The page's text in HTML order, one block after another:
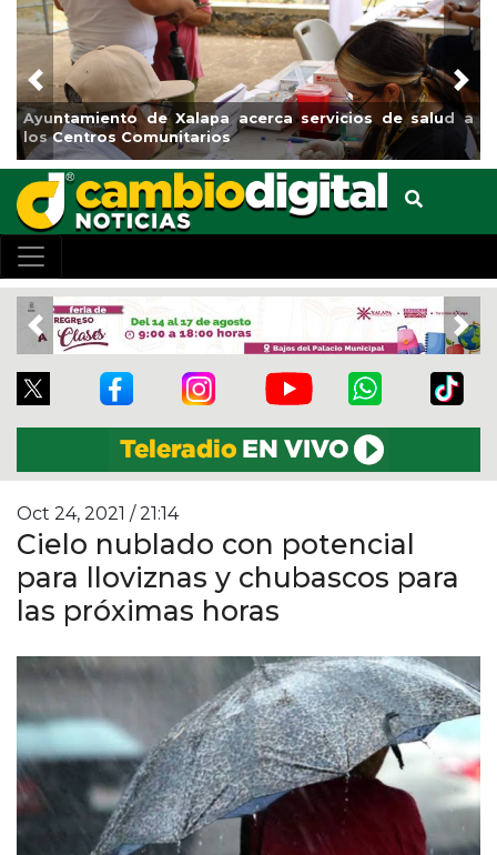
Ayuntamiento de Xalapa acerca servicios de salud a
los Centros Comunitarios
Previous
Previous
Oct 24, 2021 / 21:14
Cielo nublado con potencial
para lloviznas y chubascos para
las próximas horas